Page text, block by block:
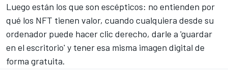
Luego están los que son escépticos: no entienden por
qué los NFT tienen valor, cuando cualquiera desde su
ordenador puede hacer clic derecho, darle a 'guardar
en el escritorio' y tener esa misma imagen digital de
forma gratuita.